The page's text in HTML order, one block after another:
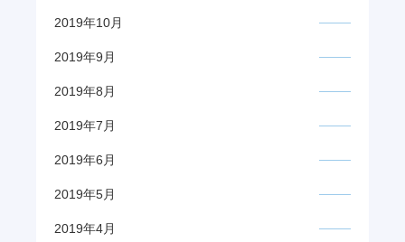
2019年10月
2019年9月
2019年8月
2019年7月
2019年6月
2019年5月
2019年4月